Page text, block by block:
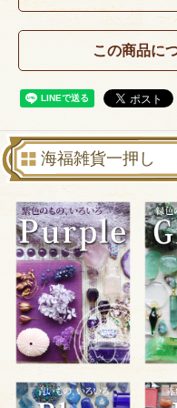
この商品に
海福雑貨一押し